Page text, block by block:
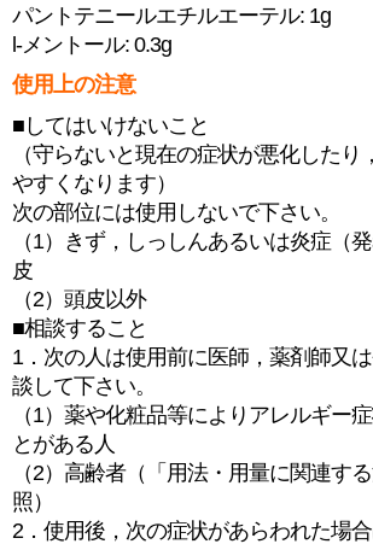
パントテニールエチルエーテル: 1g
l-メントール: 0.3g
使用上の注意
■してはいけないこと
（守らないと現在の症状が悪化したり
やすくなります）
次の部位には使用しないで下さい。
（1）きず，しっしんあるいは炎症（
皮
（2）頭皮以外
■相談すること
1．次の人は使用前に医師，薬剤師又
談して下さい。
（1）薬や化粧品等によりアレルギー
とがある人
（2）高齢者（「用法・用量に関連す
照）
2．使用後，次の症状があらわれた場